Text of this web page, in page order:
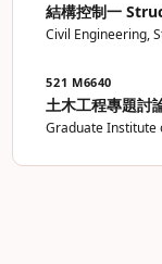
結構控制一
Civil Engineering,
521 M6640
土木工程專題
Graduate Institute